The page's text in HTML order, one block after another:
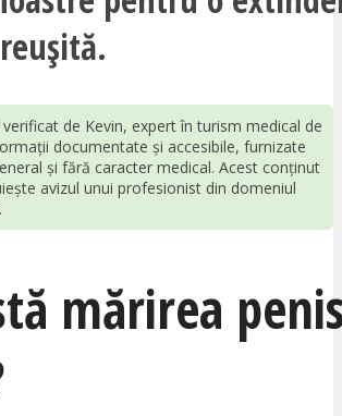
de Kevin, expert în turism medical de
documentate și accesibile, furnizate
și fără caracter medical. Acest conținut
avizul unui profesionist din domeniul
mărirea